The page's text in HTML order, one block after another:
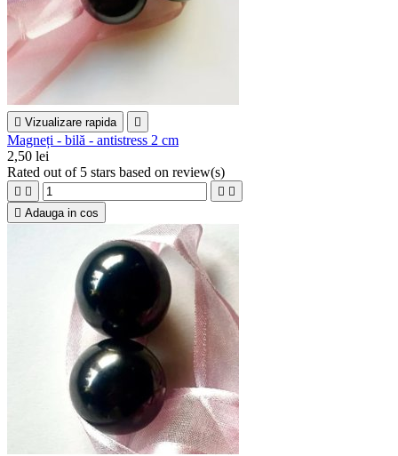
 Vizualizare rapida 
Magneți - bilă - antistress 2 cm
2,50 lei
Rated out of 5 stars based on review(s)
   
 Adauga in cos